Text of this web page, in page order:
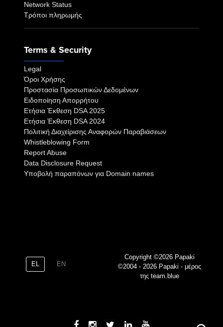
Network Status
Τρόποι πληρωμής
Terms & Security
Legal
Όροι Χρήσης
Προστασία Προσωπικών Δεδομένων
Ειδοποίηση Απορρήτου
Eτήσια Έκθεση DSA 2025
Eτήσια Έκθεση DSA 2024
Πολιτική Διαχείρισης Αναφορών Παραβιάσεων
Whistleblowing Form
Report Abuse
Data Disclosure Request
Υποβολή παραπόνων για Domain names
EL EN
Copyright ©2026 Papaki
©2004 - 2026 Papaki - μέρος
της team.blue